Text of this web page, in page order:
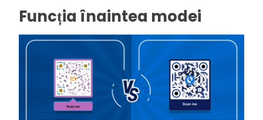
Funcția înaintea modei